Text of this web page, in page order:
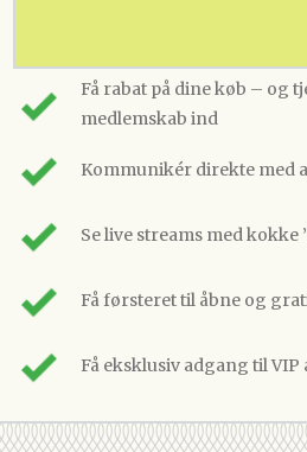
Få rabat på dine køb – og
medlemskab ind
Kommunikér direkte med
Se live streams med kokke
Få førsteret til åbne og
Få eksklusiv adgang til